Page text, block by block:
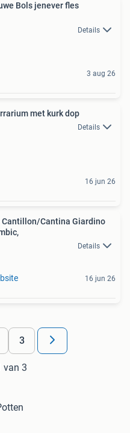
Bols jenever fles
Details
3 aug 26
met kurk dop
Details
16 jun 26
Cantillon/Cantina Giardino
Details
16 jun 26
3
van 3